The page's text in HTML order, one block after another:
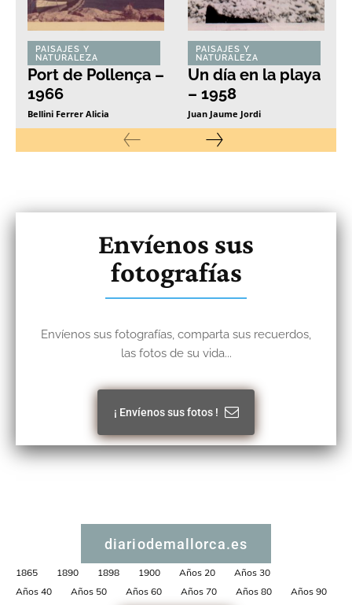
PAISAJES Y
NATURALEZA
Port de Pollença –
1966
Bellini Ferrer Alicia
PAISAJES Y
NATURALEZA
Un día en la playa
– 1958
Juan Jaume Jordi
Envíenos sus
fotografías
Envíenos sus fotografías, comparta sus recuerdos,
las fotos de su vida...
¡ Envíenos sus fotos !
diariodemallorca.es
1865 1890 1898 1900 Años 20
Años 30
Años 40
Años 50 Años 60 Años 70 Años 80 Años 90